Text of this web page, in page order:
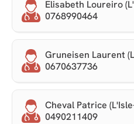
Elisabeth Loureiro
0768990464
Gruneisen Laurent
0670637736
Cheval Patrice
0490211409